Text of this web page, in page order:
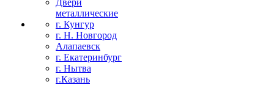
Двери
металлические
г. Кунгур
г. Н. Новгород
Алапаевск
г. Екатеринбург
г. Нытва
г.Казань